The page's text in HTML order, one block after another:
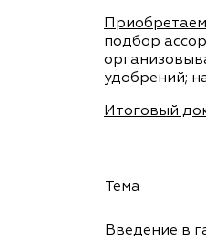
подбор
удобрений;
Итоговый
Тема
Введение в